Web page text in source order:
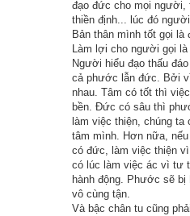
với vua rằng: “Tâu bệ hạ! Kẻ
châu báu, xin dâng bệ hạ tùy
tuyển mộ thêm binh lính,
nước kia giao chiến nữa mà
phải buồn bực như vậy?”
trưởng giả mang hết vàng
vua lấy đó mà tuyển mộ rất
ngựa tốt. Lại cho người đi
Bấy giờ, có một vị tướng giỏi
đạo đức cho mọi người,
thiền định... lúc đó
Bản thân mình tốt gọi là
Làm lợi cho người gọi
Người hiểu đạo thấu
cả phước lẫn đức. Bởi
nhau. Tâm có tốt thì
bền. Đức có sâu thì
làm việc thiện, chúng ta
tâm mình. Hơn nữa,
có đức, làm việc thiện
có lúc làm việc ác vì tư
hành động. Phước sẽ bị
vô cùng tận.
Và bậc chân tu cũng